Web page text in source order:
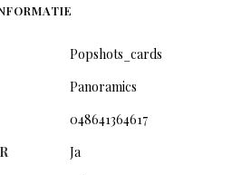
Popshots_cards
Panoramics
048641364617
Ja